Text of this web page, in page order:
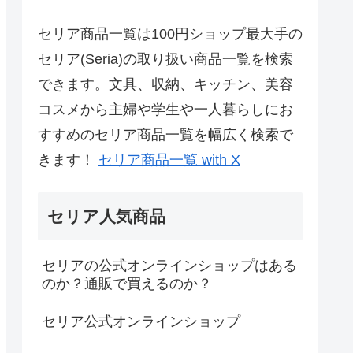
セリア商品一覧は100円ショップ最大手の
セリア(Seria)の取り扱い商品一覧を検索
できます。文具、収納、キッチン、美容
コスメから主婦や学生や一人暮らしにお
すすめのセリア商品一覧を幅広く検索で
きます！ セリア商品一覧 with X
セリア人気商品
セリアの公式オンラインショップはある
のか？通販で買えるのか？
セリア公式オンラインショップ